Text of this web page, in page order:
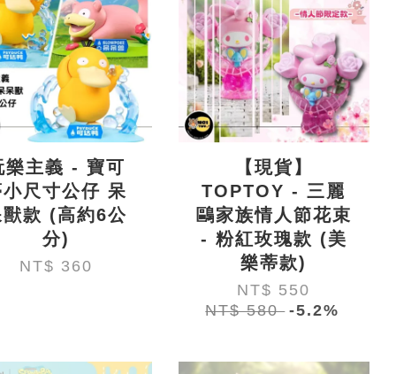
樂主義 - 寶可
小尺寸公仔 呆
獸款 (高約6公
分)
NT$ 360
【現貨】
TOPTOY - 三麗
鷗家族情人節花束
- 粉紅玫瑰款 (美
樂蒂款)
NT$ 550
NT$ 580 -5.2%